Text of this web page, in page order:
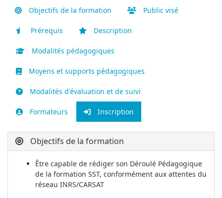
Objectifs de la formation Public visé
Prérequis Description
Modalités pédagogiques
Moyens et supports pédagogiques
Modalités d'évaluation et de suivi
Formateurs Inscription
Objectifs de la formation
Être capable de rédiger son Déroulé Pédagogique
de la formation SST, conformément aux attentes du
réseau INRS/CARSAT